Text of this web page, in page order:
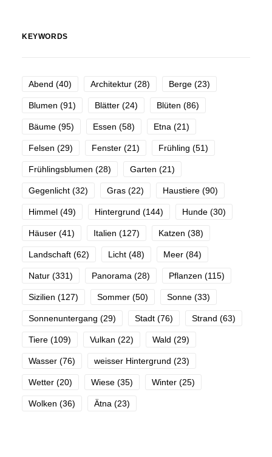
KEYWORDS
Abend (40) Architektur (28) Berge (23)
Blumen (91) Blätter (24) Blüten (86)
Bäume (95) Essen (58) Etna (21)
Felsen (29) Fenster (21) Frühling (51)
Frühlingsblumen (28) Garten (21)
Gegenlicht (32) Gras (22) Haustiere (90)
Himmel (49) Hintergrund (144) Hunde (30)
Häuser (41) Italien (127) Katzen (38)
Landschaft (62) Licht (48) Meer (84)
Natur (331) Panorama (28) Pflanzen (115)
Sizilien (127) Sommer (50) Sonne (33)
Sonnenuntergang (29) Stadt (76) Strand (63)
Tiere (109) Vulkan (22) Wald (29)
Wasser (76) weisser Hintergrund (23)
Wetter (20) Wiese (35) Winter (25)
Wolken (36) Ätna (23)